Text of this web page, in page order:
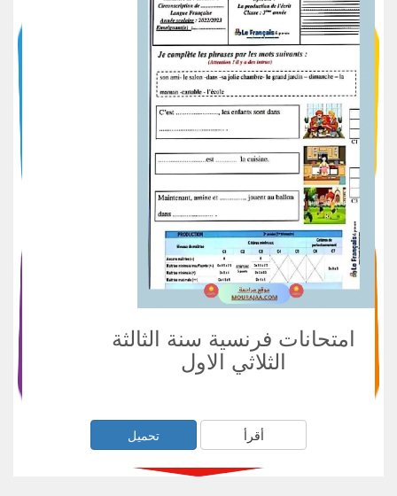
امتحانات فرنسية سنة الثالثة
الثلاثي الاول
أقرأ تحميل